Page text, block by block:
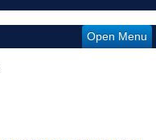
Open Menu